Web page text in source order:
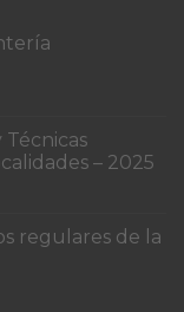
Técnicas
– 2025
regulares de la